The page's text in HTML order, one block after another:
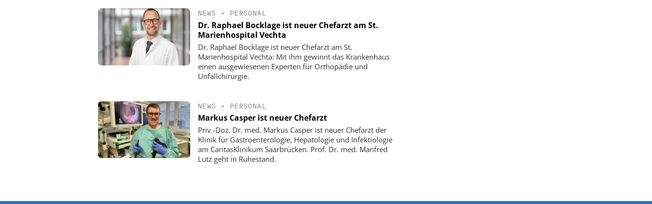
NEWS • PERSONAL
Dr. Raphael Bocklage ist neuer Chefarzt am St.
Marienhospital Vechta
Dr. Raphael Bocklage ist neuer Chefarzt am St.
Marienhospital Vechta: Mit ihm gewinnt das Krankenhaus
einen ausgewiesenen Experten für Orthopädie und
Unfallchirurgie.
NEWS • PERSONAL
Markus Casper ist neuer Chefarzt
Priv.-Doz. Dr. med. Markus Casper ist neuer Chefarzt der
Klinik für Gastroenterologie, Hepatologie und Infektiologie
am CaritasKlinikum Saarbrücken. Prof. Dr. med. Manfred
Lutz geht in Ruhestand.